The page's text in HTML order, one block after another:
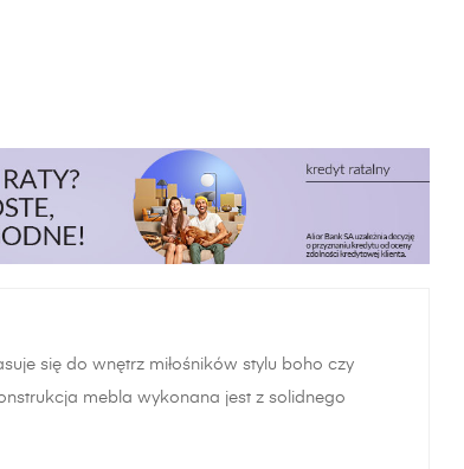
się do wnętrz miłośników stylu boho czy
mebla wykonana jest z solidnego